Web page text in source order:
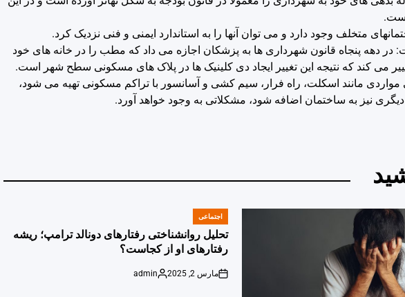
متخلف وجود دارد و می توان آنها را به استاندارد ایمنی و فنی نزدیک کرد.
دهه پنجاه قانون شهرداری ها به پزشکان اجازه می داد که مطب را در خانه های خود
مانند اسکلت، راه فرار، سیم کشی و آسانسور با تراکم مسکونی تهیه می شود،
نیز به ساختمان اضافه شود، مشکلاتی به وجود خواهد آورد.
POSTED
IN
اجتماعی
تحلیل روانشناختی رفتارهای دونالد ترامپ؛ ریشه
رفتارهای او از کجاست؟
on
مارس 2, 2025
Posted
admin